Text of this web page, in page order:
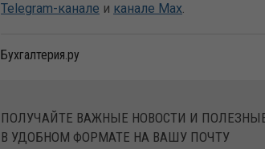
Telegram-канале и канале Max.
Бухгалтерия.ру
ПОЛУЧАЙТЕ ВАЖНЫЕ НОВОСТИ И
В УДОБНОМ ФОРМАТЕ НА ВАШУ ПОЧТУ